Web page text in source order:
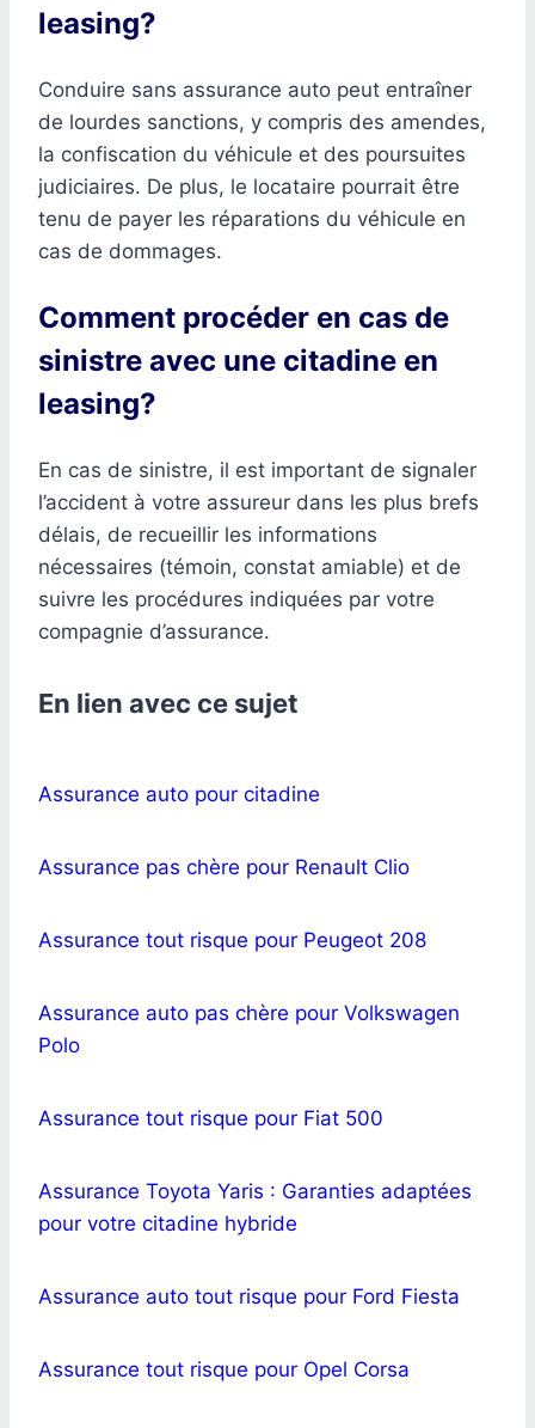
leasing?
Conduire sans assurance auto peut entraîner
de lourdes sanctions, y compris des amendes,
la confiscation du véhicule et des poursuites
judiciaires. De plus, le locataire pourrait être
tenu de payer les réparations du véhicule en
cas de dommages.
Comment procéder en cas de
sinistre avec une citadine en
leasing?
En cas de sinistre, il est important de signaler
l’accident à votre assureur dans les plus brefs
délais, de recueillir les informations
nécessaires (témoin, constat amiable) et de
suivre les procédures indiquées par votre
compagnie d’assurance.
En lien avec ce sujet
Assurance auto pour citadine
Assurance pas chère pour Renault Clio
Assurance tout risque pour Peugeot 208
Assurance auto pas chère pour Volkswagen
Polo
Assurance tout risque pour Fiat 500
Assurance Toyota Yaris : Garanties adaptées
pour votre citadine hybride
Assurance auto tout risque pour Ford Fiesta
Assurance tout risque pour Opel Corsa